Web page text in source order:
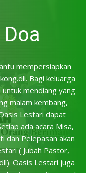
mempersiapkan
Bagi keluarga
untuk mendiang yang
malam kembang,
Lestari dapat
ada acara Misa,
dan Pelepasan akan
( Jubah Pastor,
Oasis Lestari juga